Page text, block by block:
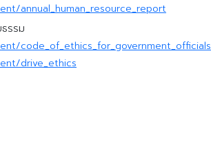
annual_human_resource_report
รรม
code_of_ethics_for_government_officials
drive_ethics